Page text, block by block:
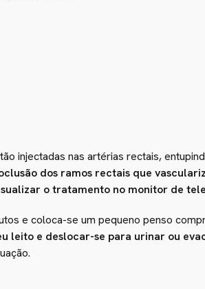
injectadas nas artérias rectais,
dos ramos rectais que
o tratamento no monitor de
e coloca-se um pequeno penso
leito e deslocar-se para urinar ou